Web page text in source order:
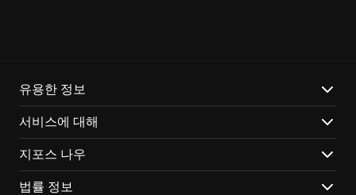
도구로 보안 시스템을 지능적으로 해제한 뒤 흔적 없이
증발하는 정교한 플레이가 요구됩니다. 적의 순찰 경로를
면밀히 분석하고 돌발적인 변수에도 즉흥적인 전술로 대
응하여 상황을 반전시키는 긴박함은 시리즈 특유의 고급
스러운 분위기와 맞물려 압도적인 긴장감을 유지하게 만
듭니다. - GeForce NOW의 클라우드 기술을 활용하면 복
유용한 정보
서비스에 대해
지포스 나우
법률 정보